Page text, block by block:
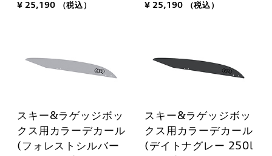
¥ 25,190 （税込） ¥ 25,190 （税込）
スキー&ラゲッジボッ
クス用カラーデカール
(フォレストシルバー
スキー&ラゲッジボッ
クス用カラーデカール
(デイトナグレー 250l